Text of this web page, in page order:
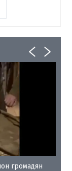
громадян